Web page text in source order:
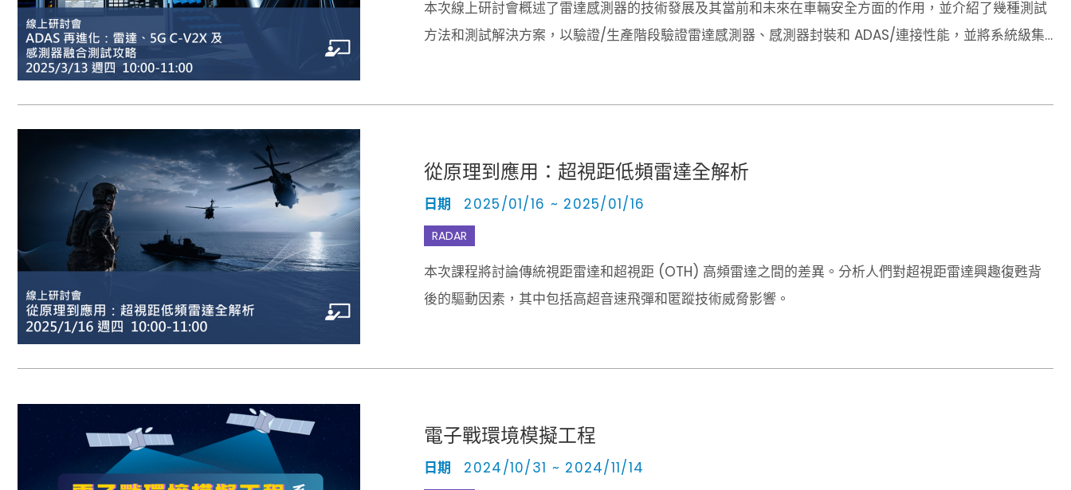
本次線上研討會概述了雷達感測器的技術發展及其當前和未來在車輛安全方面的作用，並介紹了幾種測試
方法和測試解決方案，以驗證/生產階段驗證雷達感測器、感測器封裝和 ADAS/連接性能，並將系統級集
從原理到應用：超視距低頻雷達全解析
日期 2025/01/16 ~ 2025/01/16
RADAR
本次課程將討論傳統視距雷達和超視距 (OTH) 高頻雷達之間的差異。分析人們對超視距雷達興趣復甦背
後的驅動因素，其中包括高超音速飛彈和匿蹤技術威脅影響。
電子戰環境模擬工程
日期 2024/10/31 ~ 2024/11/14